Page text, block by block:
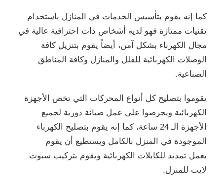
كما إنه يقوم بتأسيس الخدمات في المنازل باستخدام
تقنيات ممتازة فهو لديه أشخاص ذات احترافية عالية في
مجال الكهرباء بشكل آمن، أيضاً يقوم بتنزيل كافة
الوصلات الكهربائية للفلل والمنازل وكافة المناطق
الصناعية.
يقوموا بتصليح كل أنواع المحركات التي تخص الأجهزة
الكهربائية ويحرصوا على عمل صيانة دورية لجميع
الأجهزة الـ 24 ساعة، كما إنه يقوم بتصليح الكهرباء
الموجودة في المنزل بالكامل ويستطيع أن يقوم
بعمل تمديد للكابلات الكهربائية ويقوم بتركيب سبوت
لايت للمنزل.